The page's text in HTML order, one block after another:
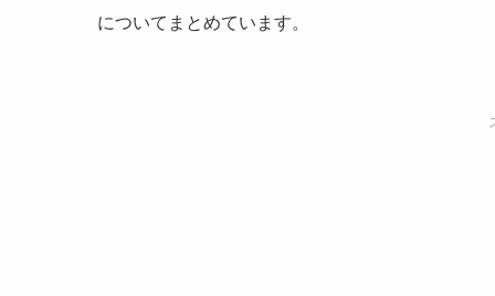
についてまとめています。